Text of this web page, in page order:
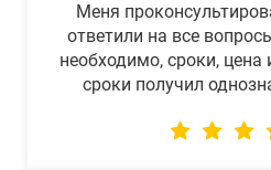
Меня
ответили на все
необходимо, сроки,
сроки получил